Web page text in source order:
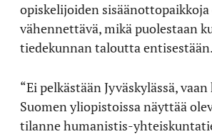
opiskelijoiden
vähennettävä, mikä puolestaan
tiedekunnan taloutta entisestään.
“Ei pelkästään Jyväskylässä,
Suomen yliopistoissa näyttää
tilanne humanistis-